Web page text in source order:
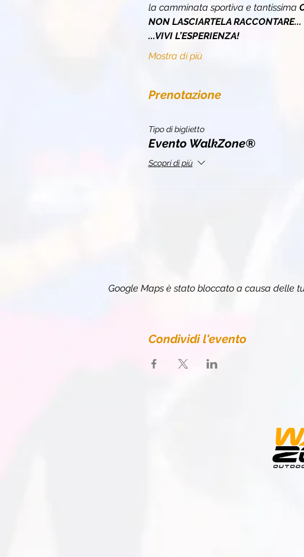
la camminata sportiva e tantissima
NON LASCIARTELA RACCONTARE...
...VIVI L’ESPERIENZA!
Mostra di più
Prenotazione
Tipo di biglietto
Evento WalkZone®
Scopri di più
Google Maps è stato bloccato a causa delle
Condividi l'evento